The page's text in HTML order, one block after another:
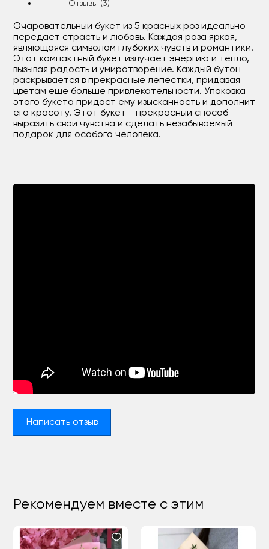
Отзывы (3)
Очаровательный букет из 5 красных роз идеально
передает страсть и любовь. Каждая роза яркая,
являющаяся символом глубоких чувств и романтики.
Этот компактный букет излучает энергию и тепло,
вызывая радость и умиротворение. Каждый бутон
раскрывается в прекрасные лепестки, придавая
цветам еще больше привлекательности. Упаковка
этого букета придаст ему изысканность и дополнит
его красоту. Этот букет - прекрасный способ
выразить свои чувства и сделать незабываемый
подарок для особого человека.
Написать отзыв
Рекомендуем вместе с этим